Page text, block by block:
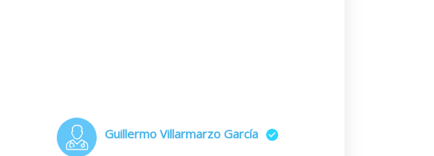
Guillermo Villarmarzo García